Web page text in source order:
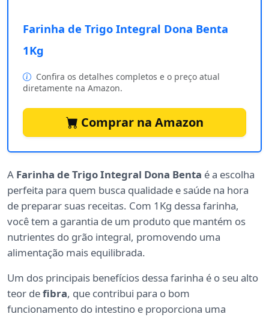
Farinha de Trigo Integral Dona Benta
1Kg
Confira os detalhes completos e o preço atual
diretamente na Amazon.
Comprar na Amazon
A Farinha de Trigo Integral Dona Benta é a escolha
perfeita para quem busca qualidade e saúde na hora
de preparar suas receitas. Com 1Kg dessa farinha,
você tem a garantia de um produto que mantém os
nutrientes do grão integral, promovendo uma
alimentação mais equilibrada.
Um dos principais benefícios dessa farinha é o seu alto
teor defibra, que contribui para o bom
funcionamento do intestino e proporciona uma